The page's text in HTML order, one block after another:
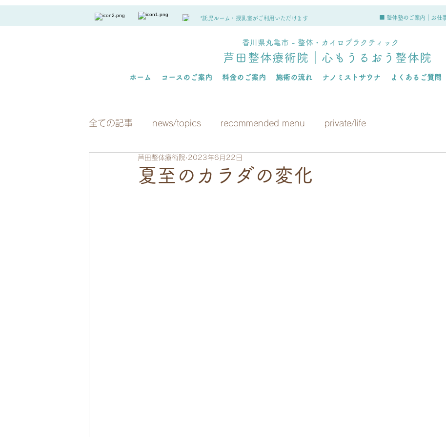
お仕
■ 整体塾のご案内｜
*託児ルーム・授乳室がご利用いただけます
香川県丸亀市 - 整体・カイロプラクティック
芦田整体療術院｜心もうるおう整体院
ホーム コースのご案内 料金のご案内 施術の流れ ナノミストサウナ よくあるご質問
全ての記事 news/topics recommended menu private/life
夏至のカラダの変化
芦田整体療術院 2023年6月22日